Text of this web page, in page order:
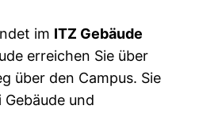
im ITZ Gebäude
erreichen Sie über
über den Campus. Sie
Gebäude und